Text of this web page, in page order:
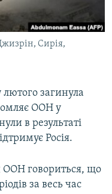
Сирія,
лютого загинула
ООН у
в результаті
Росія.
ООН говориться, що
за весь час